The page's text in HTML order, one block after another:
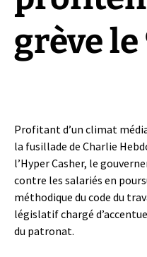
grève
Profitant d’un climat
la fusillade de Charlie
l’Hyper Casher, le
contre les salariés en
méthodique du code du
législatif chargé
du patronat.